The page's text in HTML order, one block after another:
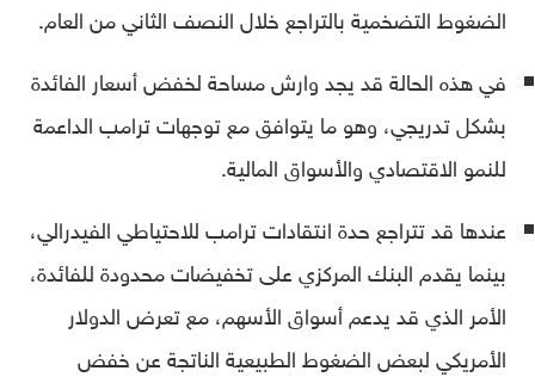
الضغوط التضخمية بالتراجع خلال النصف الثاني من العام.
في هذه الحالة قد يجد وارش مساحة لخفض أسعار الفائدة
بشكل تدريجي، وهو ما يتوافق مع توجهات ترامب الداعمة
للنمو الاقتصادي والأسواق المالية.
عندها قد تتراجع حدة انتقادات ترامب للاحتياطي الفيدرالي،
بينما يقدم البنك المركزي على تخفيضات محدودة للفائدة،
الأمر الذي قد يدعم أسواق الأسهم، مع تعرض الدولار
الأمريكي لبعض الضغوط الطبيعية الناتجة عن خفض